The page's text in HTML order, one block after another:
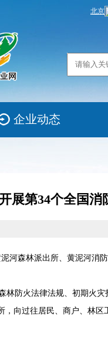
企业动态
展第34个全国消
森林派出所、黄泥河消
防火法律法规、初期火
向过往居民、商户、林